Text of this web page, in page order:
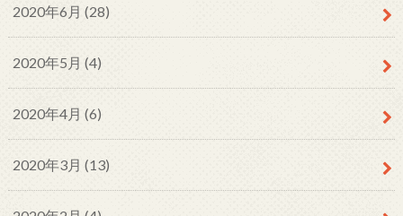
2020年6月 (28)
2020年5月 (4)
2020年4月 (6)
2020年3月 (13)